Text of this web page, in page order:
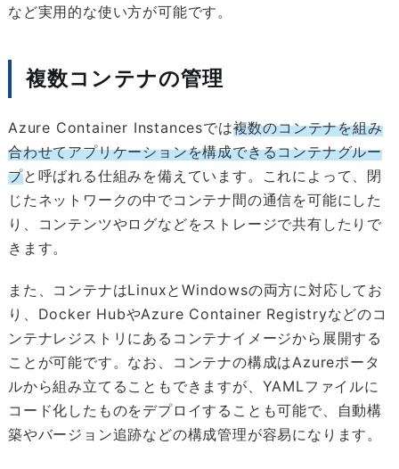
など実用的な使い方が可能です。
複数コンテナの管理
Azure Container Instancesでは複数のコンテナを組み
合わせてアプリケーションを構成できるコンテナグルー
プと呼ばれる仕組みを備えています。これによって、閉
じたネットワークの中でコンテナ間の通信を可能にした
り、コンテンツやログなどをストレージで共有したりで
きます。
また、コンテナはLinuxとWindowsの両方に対応してお
り、Docker HubやAzure Container Registryなどのコ
ンテナレジストリにあるコンテナイメージから展開する
ことが可能です。なお、コンテナの構成はAzureポータ
ルから組み立てることもできますが、YAMLファイルに
コード化したものをデプロイすることも可能で、自動構
築やバージョン追跡などの構成管理が容易になります。